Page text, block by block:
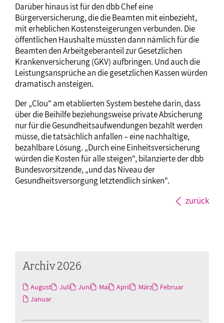
Darüber hinaus ist für den dbb Chef eine
Bürgerversicherung, die die Beamten mit einbezieht,
mit erheblichen Kostensteigerungen verbunden. Die
öffentlichen Haushalte müssten dann nämlich für die
Beamten den Arbeitgeberanteil zur Gesetzlichen
Krankenversicherung (GKV) aufbringen. Und auch die
Leistungsansprüche an die gesetzlichen Kassen würden
dramatisch ansteigen.
Der „Clou“ am etablierten System bestehe darin, dass
über die Beihilfe beziehungsweise private Absicherung
nur für die Gesundheitsaufwendungen bezahlt werden
müsse, die tatsächlich anfallen – eine nachhaltige,
bezahlbare Lösung. „Durch eine Einheitsversicherung
würden die Kosten für alle steigen“, bilanzierte der dbb
Bundesvorsitzende, „und das Niveau der
Gesundheitsversorgung letztendlich sinken“.
zurück
Archiv 2026
August Juli Juni Mai April März
Februar
Januar